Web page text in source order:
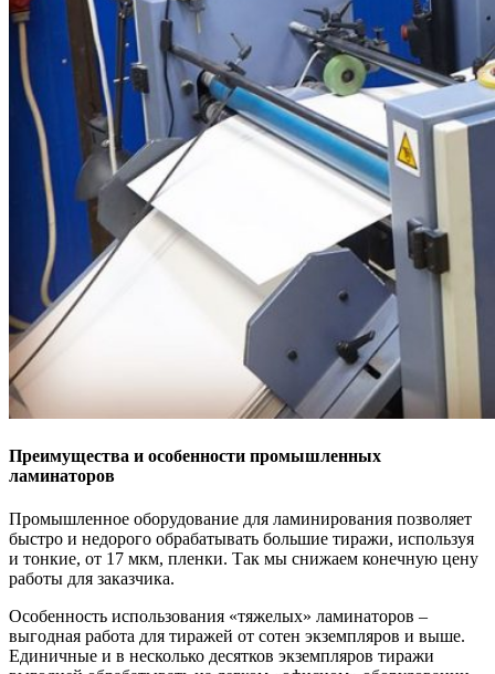
Преимущества и особенности промышленных
ламинаторов
Промышленное оборудование для ламинирования позволяет
быстро и недорого обрабатывать большие тиражи, используя
и тонкие, от 17 мкм, пленки. Так мы снижаем конечную цену
работы для заказчика.
Особенность использования «тяжелых» ламинаторов –
выгодная работа для тиражей от сотен экземпляров и выше.
Единичные и в несколько десятков экземпляров тиражи